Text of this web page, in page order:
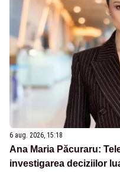
6 aug. 2026, 15:18
Ana Maria Păcuraru:
investigarea deciziilor